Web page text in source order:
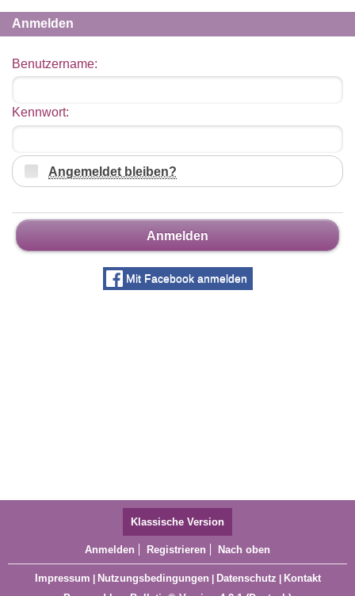
Anmelden
Benutzername:
Kennwort:
Angemeldet bleiben?
Anmelden
Mit Facebook anmelden
Klassische Version
Anmelden Registrieren Nach oben
Impressum Nutzungsbedingungen Datenschutz
Kontakt